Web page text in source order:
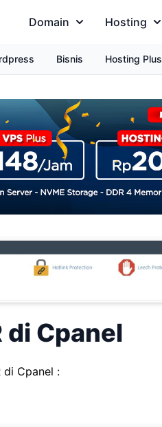
Domain Hosting
Bisnis Hosting Plus
di Cpanel
di Cpanel :